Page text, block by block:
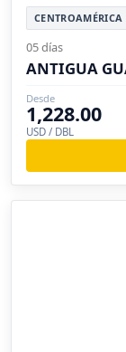
CENTROAMÉRICA
05 días
ANTIGUA
Desde
1,228.00
USD / DBL